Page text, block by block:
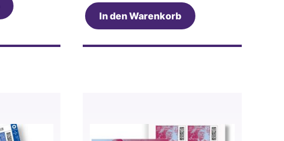
In den Warenkorb